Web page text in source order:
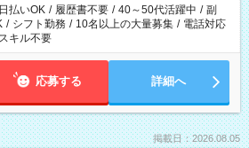
日払いOK / 履歴書不要 / 40～50代活躍中 / 副
/ シフト勤務 / 10名以上の大量募集 / 電話対応
キル不要
応募する 詳細へ
掲載日：2026.08.05